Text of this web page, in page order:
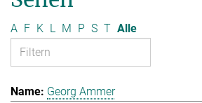
A F K L M P S T Alle
Georg Ammer